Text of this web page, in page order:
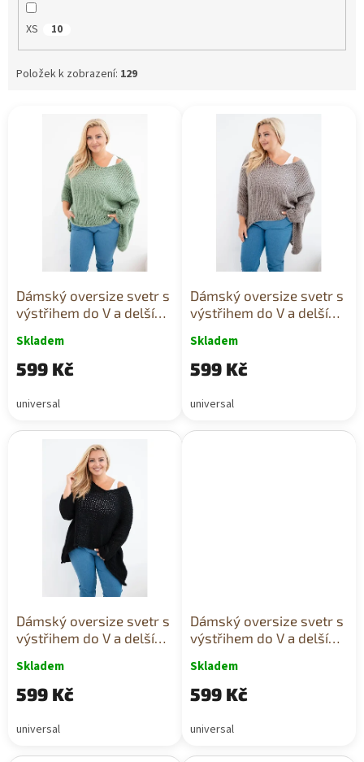
XS 10
Položek k zobrazení: 129
Dámský oversize svetr s
výstřihem do V a delším
Skladem
599 Kč
universal
Dámský oversize svetr s
výstřihem do V a delším
Skladem
599 Kč
universal
Dámský oversize svetr s
výstřihem do V a delším
Skladem
599 Kč
universal
Dámský oversize svetr s
výstřihem do V a delším
Skladem
599 Kč
universal